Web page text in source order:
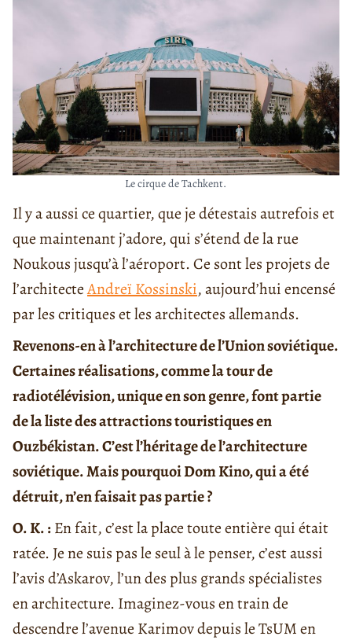
Le cirque de Tachkent.
Il y a aussi ce quartier, que je détestais autrefois et
que maintenant j’adore, qui s’étend de la rue
Noukous jusqu’à l’aéroport. Ce sont les projets de
l’architecteAndreï Kossinski, aujourd’hui encensé
par les critiques et les architectes allemands.
Revenons-en à l’architecture de l’Union soviétique.
Certaines réalisations, comme la tour de
radiotélévision, unique en son genre, font partie
de la liste des attractions touristiques en
Ouzbékistan. C’est l’héritage de l’architecture
soviétique. Mais pourquoi Dom Kino, qui a été
détruit, n’en faisait pas partie ?
O. K. :En fait, c’est la place toute entière qui était
ratée. Je ne suis pas le seul à le penser, c’est aussi
l’avis d’Askarov, l’un des plus grands spécialistes
en architecture. Imaginez-vous en train de
descendre l’avenue Karimov depuis le TsUM en